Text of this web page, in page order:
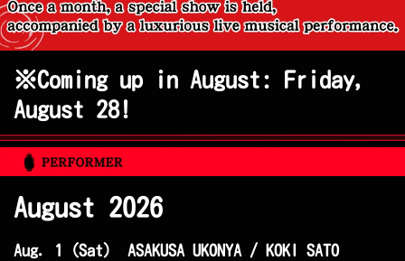
※Coming up in August: Friday,
August 28!
August 2026
Aug. 1 (Sat) ASAKUSA UKONYA / KOKI SATO